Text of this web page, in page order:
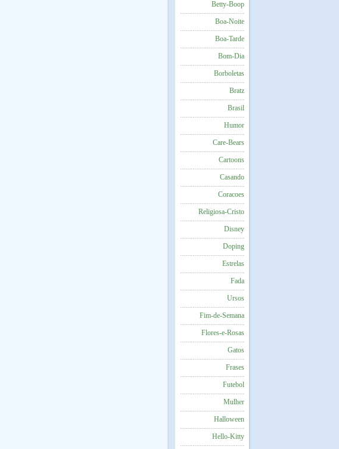
Betty-Boop
Boa-Noite
Boa-Tarde
Bom-Dia
Borboletas
Bratz
Brasil
Humor
Care-Bears
Cartoons
Casando
Coracoes
Religiosa-Cristo
Disney
Doping
Estrelas
Fada
Ursos
Fim-de-Semana
Flores-e-Rosas
Gatos
Frases
Futebol
Mulher
Halloween
Hello-Kitty